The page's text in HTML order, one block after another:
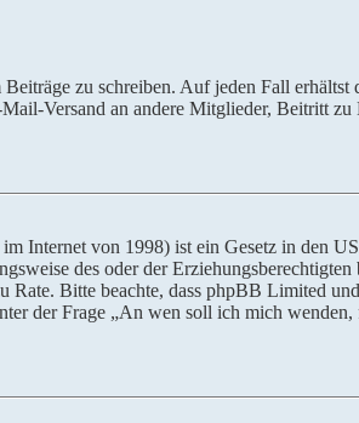
zu schreiben. Auf jeden Fall erhältst
Versand an andere Mitglieder, Beitritt zu
Internet von 1998) ist ein Gesetz in den
des oder der Erziehungsberechtigten
Bitte beachte, dass phpBB Limited
der Frage „An wen soll ich mich wenden,